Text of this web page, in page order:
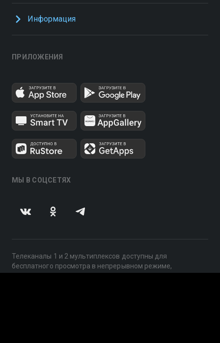
Информация
ПРИЛОЖЕНИЯ
МЫ В СОЦСЕТЯХ
Телеканалы 1 и 2 мультиплексов доступны для
бесплатного просмотра в непрерывном режиме,